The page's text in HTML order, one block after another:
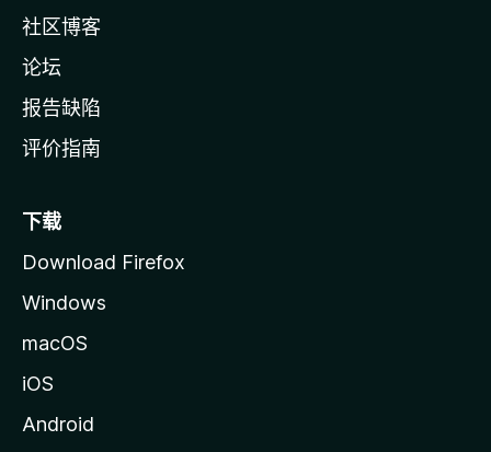
社区博客
论坛
报告缺陷
评价指南
下载
Download Firefox
Windows
macOS
iOS
Android